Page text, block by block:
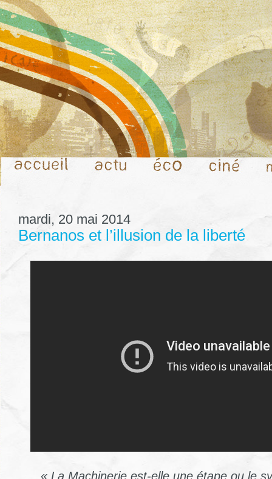
mardi, 20 mai 2014
Bernanos et l’illusion de la liberté
« La Machinerie est-elle une étape ou le